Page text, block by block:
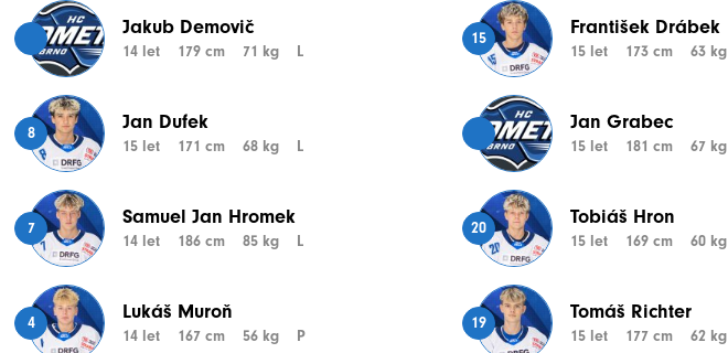
Jakub Demovič
14 let 179 cm 71 kg L
15 František Drábek
15 let 173 cm 63 kg
8 Jan Dufek
15 let 171 cm 68 kg L
Jan Grabec
15 let 181 cm 67 kg
7 Samuel Jan Hromek
14 let 186 cm 85 kg L
20 Tobiáš Hron
15 let 169 cm 60 kg
4 Lukáš Muroň
14 let 167 cm 56 kg P
19 Tomáš Richter
15 let 177 cm 62 kg